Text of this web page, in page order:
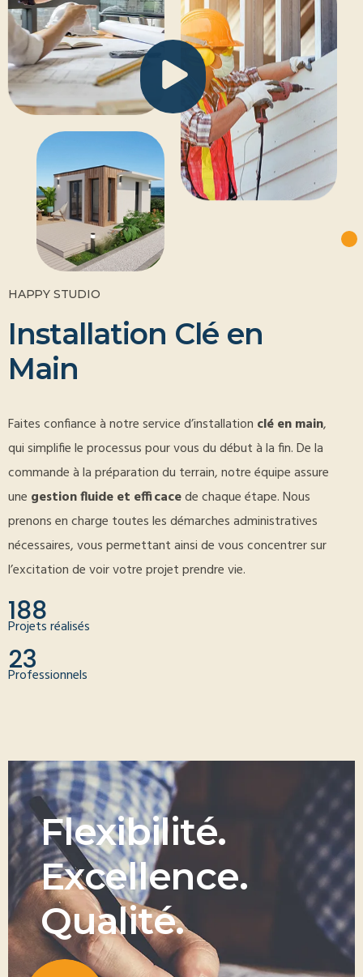
HAPPY STUDIO
Installation Clé en
Main
Faites confiance à notre service d’installation clé en main,
qui simplifie le processus pour vous du début à la fin. De la
commande à la préparation du terrain, notre équipe assure
une gestion fluide et efficacede chaque étape. Nous
prenons en charge toutes les démarches administratives
nécessaires, vous permettant ainsi de vous concentrer sur
l’excitation de voir votre projet prendre vie.
188
Projets réalisés
23
Professionnels
Flexibilité.
Excellence.
Qualité.